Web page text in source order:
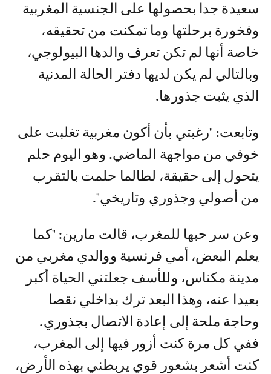
سعيدة جدا بحصولها على الجنسية المغربية
وفخورة برحلتها وما تمكنت من تحقيقه،
خاصة أنها لم تكن تعرف والدها البيولوجي،
وبالتالي لم يكن لديها دفتر الحالة المدنية
الذي يثبت جذورها.
وتابعت: "رغبتي بأن أكون مغربية تغلبت على
خوفي من مواجهة الماضي. وهو اليوم حلم
يتحول إلى حقيقة، لطالما حلمت بالتقرب
من أصولي وجذوري وتاريخي".
وعن سر حبها للمغرب، قالت مارين: "كما
يعلم البعض، أمي فرنسية ووالدي مغربي من
مدينة مكناس، وللأسف جعلتني الحياة أكبر
بعيدا عنه، وهذا البعد ترك بداخلي نقصا
وحاجة ملحة إلى إعادة الاتصال بجذوري.
ففي كل مرة كنت أزور فيها إلى المغرب،
كنت أشعر بشعور قوي يربطني بهذه الأرض،